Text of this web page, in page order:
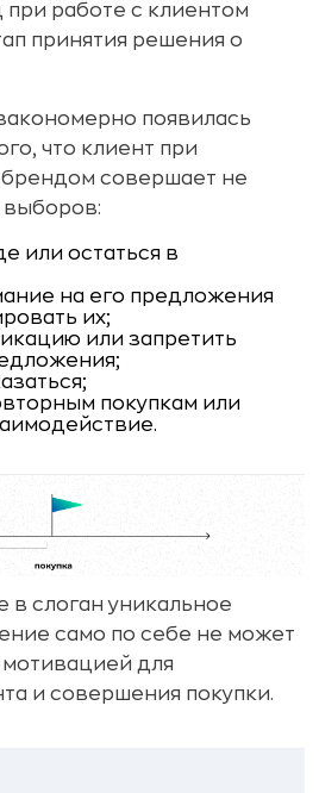
при работе с клиентом
принятия решения о
появилась
что клиент при
совершает не
или остаться в
на его предложения
их;
или запретить
покупкам или
слоган уникальное
само по себе не может
мотивацией для
и совершения покупки.